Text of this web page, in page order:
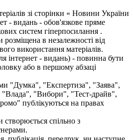
зі сторінки « Новини України
- видань - обов'язкове пряме
систем гіперпосилання .
в незалежності від
використання матеріалів.
інтернет - видань) - повинна бути
або в першому абзаці
"Думка", "Експертиза", "Заява",
"Влада", "Вибори", "Тест-драйв",
публікуються на правах
створюється спільно з